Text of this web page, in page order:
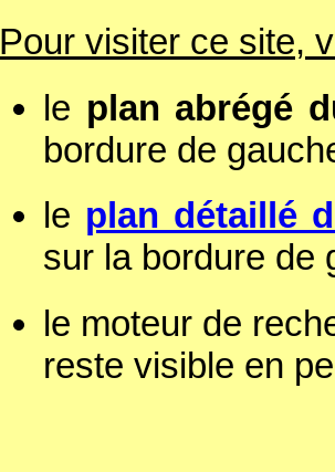
Pour visiter ce site,
le plan abrégé
bordure de
le plan détaillé
sur la bordure de
le moteur de
reste visible en